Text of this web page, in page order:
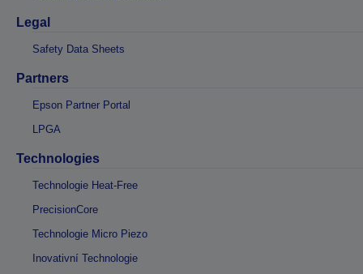
Legal
Safety Data Sheets
Partners
Epson Partner Portal
LPGA
Technologies
Technologie Heat-Free
PrecisionCore
Technologie Micro Piezo
Inovativní Technologie